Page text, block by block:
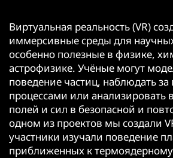
Виртуальная реальность (VR)
иммерсивные среды для
особенно полезные в физике,
астрофизике. Учёные могут
поведение частиц, наблюдать за
процессами или анализировать
полей и сил в безопасной и
одном из проектов мы создали
участники изучали поведение
приближенных к термоядерному